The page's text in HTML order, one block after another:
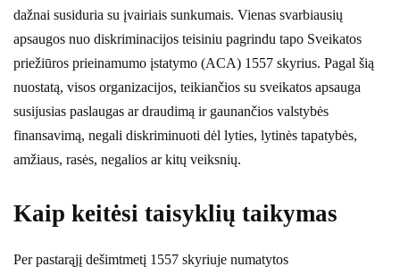
dažnai susiduria su įvairiais sunkumais. Vienas svarbiausių
apsaugos nuo diskriminacijos teisiniu pagrindu tapo Sveikatos
priežiūros prieinamumo įstatymo (ACA) 1557 skyrius. Pagal šią
nuostatą, visos organizacijos, teikiančios su sveikatos apsauga
susijusias paslaugas ar draudimą ir gaunančios valstybės
finansavimą, negali diskriminuoti dėl lyties, lytinės tapatybės,
amžiaus, rasės, negalios ar kitų veiksnių.
Kaip keitėsi taisyklių taikymas
Per pastarąjį dešimtmetį 1557 skyriuje numatytos